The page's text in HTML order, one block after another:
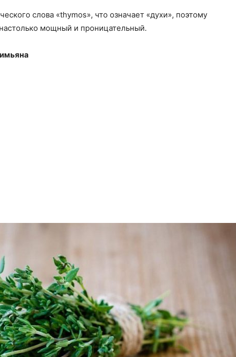
слова «thymos», что означает «духи», поэтому
мощный и проницательный.